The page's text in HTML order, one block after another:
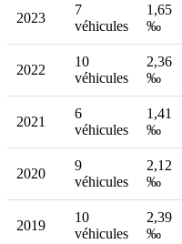
2023
7
véhicules
1,65
‰
2022
10
véhicules
2,36
‰
2021
6
véhicules
1,41
‰
2020
9
véhicules
2,12
‰
2019
10
véhicules
2,39
‰